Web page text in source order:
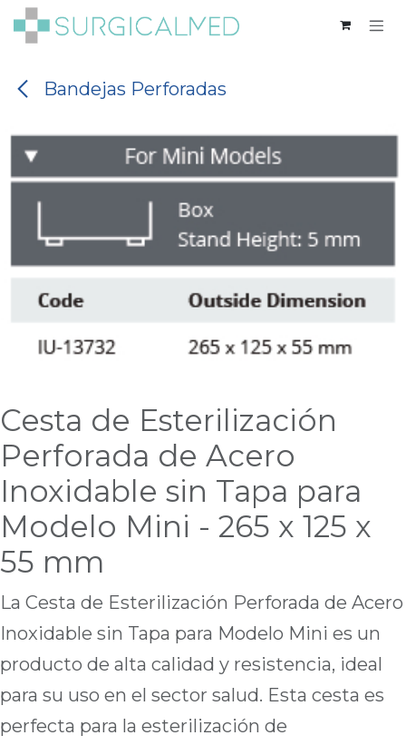
Ir al contenido
Bandejas Perforadas
Cesta de Esterilización
Perforada de Acero
Inoxidable sin Tapa para
Modelo Mini - 265 x 125 x
55 mm
La Cesta de Esterilización Perforada de Acero
Inoxidable sin Tapa para Modelo Mini es un
producto de alta calidad y resistencia, ideal
para su uso en el sector salud. Esta cesta es
perfecta para la esterilización de